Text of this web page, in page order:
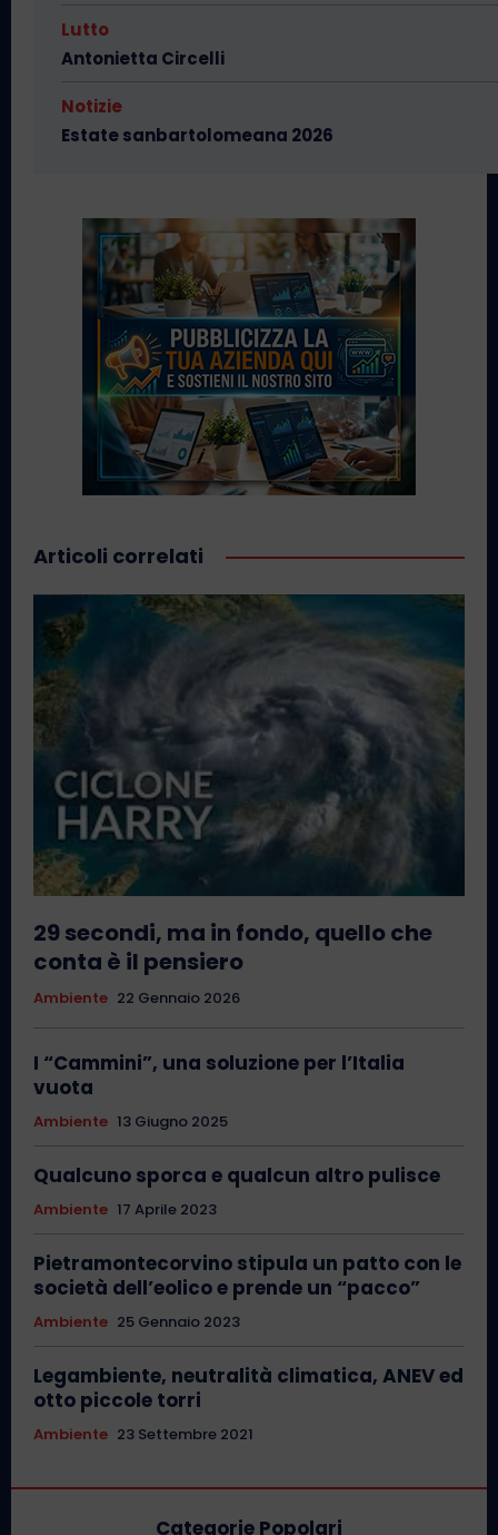
Lutto
Antonietta Circelli
Notizie
Estate sanbartolomeana 2026
Articoli correlati
29 secondi, ma in fondo, quello che
conta è il pensiero
Ambiente 22 Gennaio 2026
I “Cammini”, una soluzione per l’Italia
vuota
Ambiente 13 Giugno 2025
Qualcuno sporca e qualcun altro pulisce
Ambiente 17 Aprile 2023
Pietramontecorvino stipula un patto con le
società dell’eolico e prende un “pacco”
Ambiente 25 Gennaio 2023
Legambiente, neutralità climatica, ANEV ed
otto piccole torri
Ambiente 23 Settembre 2021
Categorie Popolari